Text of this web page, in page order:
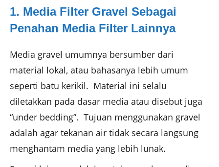
1. Media Filter Gravel Sebagai
Penahan Media Filter Lainnya
Media gravel umumnya bersumber dari
material lokal, atau bahasanya lebih umum
seperti batu kerikil. Material ini selalu
diletakkan pada dasar media atau disebut juga
“under bedding”. Tujuan menggunakan gravel
adalah agar tekanan air tidak secara langsung
menghantam media yang lebih lunak.